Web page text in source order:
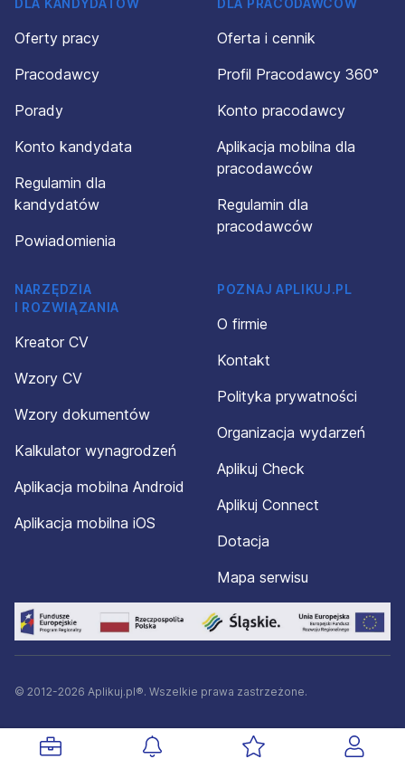
DLA KANDYDATÓW
Oferty pracy
Pracodawcy
Porady
Konto kandydata
Regulamin dla
kandydatów
Powiadomienia
DLA PRACODAWCÓW
Oferta i cennik
Profil Pracodawcy 360°
Konto pracodawcy
Aplikacja mobilna dla
pracodawców
Regulamin dla
pracodawców
NARZĘDZIA
I ROZWIĄZANIA
Kreator CV
Wzory CV
Wzory dokumentów
Kalkulator wynagrodzeń
Aplikacja mobilna Android
Aplikacja mobilna iOS
POZNAJ APLIKUJ.PL
O firmie
Kontakt
Polityka prywatności
Organizacja wydarzeń
Aplikuj Check
Aplikuj Connect
Dotacja
Mapa serwisu
© 2012-2026 Aplikuj.pl®. Wszelkie prawa zastrzeżone.